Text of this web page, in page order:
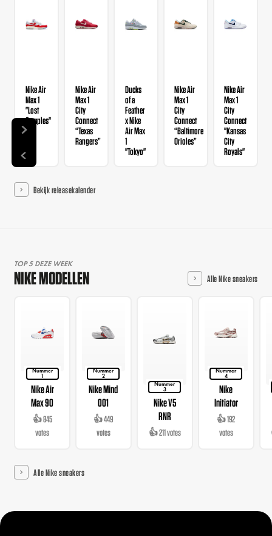
Nike Air
Max 1
"Lost
Samples"
Nike Air
Max 1
City
Connect
“Texas
Rangers”
Ducks
of a
Feather
x Nike
Air Max
1
"Tokyo"
Nike Air
Max 1
City
Connect
“Baltimore
Orioles”
Nike Air
Max 1
City
Connect
"Kansas
City
Royals"
Bekijk releasekalender
TOP 5 DEZE WEEK
NIKE MODELLEN Alle Nike sneakers
Nummer
1
Nike Air
Max 90
👍 845
votes
Nummer
2
Nike Mind
001
👍 449
votes
Nummer
3
Nike V5
RNR
👍 211 votes
Nummer
4
Nike
Initiator
👍 192
votes
Alle Nike sneakers